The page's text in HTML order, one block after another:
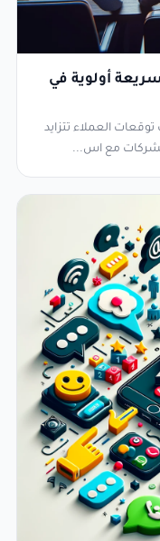
أولوية في
العملاء تتزايد
مع اس...